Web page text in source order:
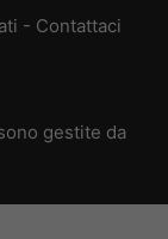
- Contattaci
gestite da